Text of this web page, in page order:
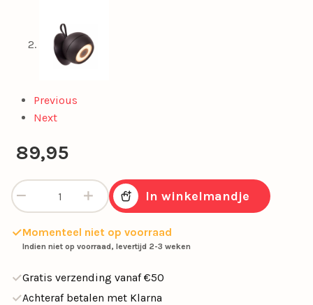
Previous
Next
89,95
LED buitenlamp oplaadbaar zwart dimbaar aantal
In winkelmandje
Momenteel niet op voorraad
Indien niet op voorraad, levertijd 2-3 weken
Gratis verzending vanaf €50
Achteraf betalen met Klarna